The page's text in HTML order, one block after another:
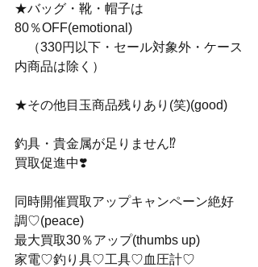
★バッグ・靴・帽子は
80％OFF(emotional)
（330円以下・セール対象外・ケース
内商品は除く）
★その他目玉商品残りあり(笑)(good)
釣具・貴金属が足りません⁉️
買取促進中❣️
同時開催買取アップキャンペーン絶好
調♡(peace)
最大買取30％アップ(thumbs up)
家電♡釣り具♡工具♡血圧計♡